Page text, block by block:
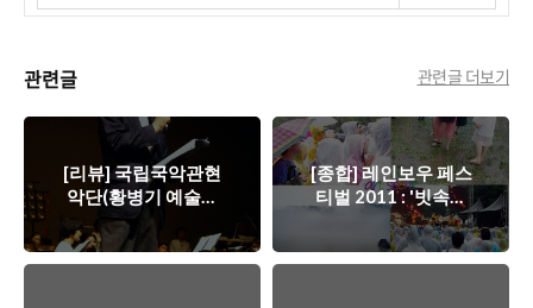
관련글 관련글 더보기
[리뷰] 국립국악관현
악단(황병기 예술감
독)의 <Part of
Nature> 창작발표회
현장
[종합] 레인보우 페스
티벌 2011 : '빗속의
음악과 자연을 향유하
며....'